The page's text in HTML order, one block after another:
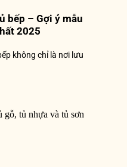
bếp – Gợi ý mẫu
2025
không chỉ là nơi lưu